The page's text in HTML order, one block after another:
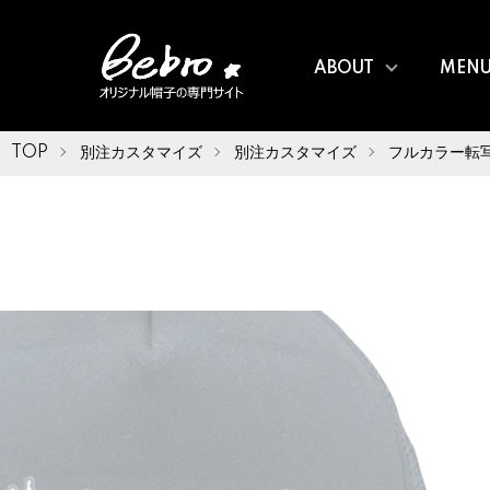
ABOUT
TOP 別注カスタマイズ 別注カスタマイズ フルカラー転